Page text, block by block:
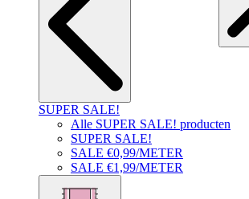
SUPER SALE!
Alle SUPER SALE! producten
SUPER SALE!
SALE €0,99/METER
SALE €1,99/METER